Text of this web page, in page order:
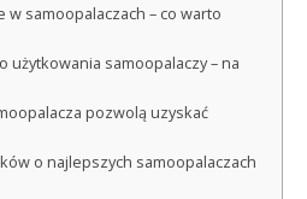
w samoopalaczach – co warto
użytkowania samoopalaczy – na
pozwolą uzyskać
o najlepszych samoopalaczach